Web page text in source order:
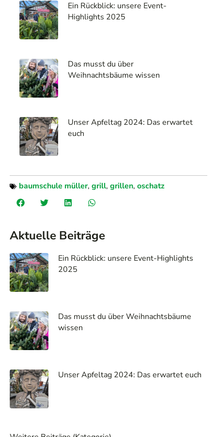
Ein Rückblick: unsere Event-
Highlights 2025
Das musst du über
Weihnachtsbäume wissen
Unser Apfeltag 2024: Das erwartet
euch
baumschule müller, grill, grillen, oschatz
Aktuelle Beiträge
Ein Rückblick: unsere Event-Highlights
2025
Das musst du über Weihnachtsbäume
wissen
Unser Apfeltag 2024: Das erwartet euch